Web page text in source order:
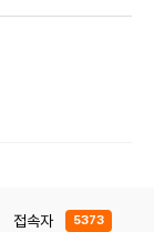
접속자 5373